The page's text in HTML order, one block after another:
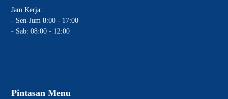
Pintasan Menu
Jam Kerja:
- Sen-Jum 8:00 - 17:00
- Sab: 08:00 - 12:00